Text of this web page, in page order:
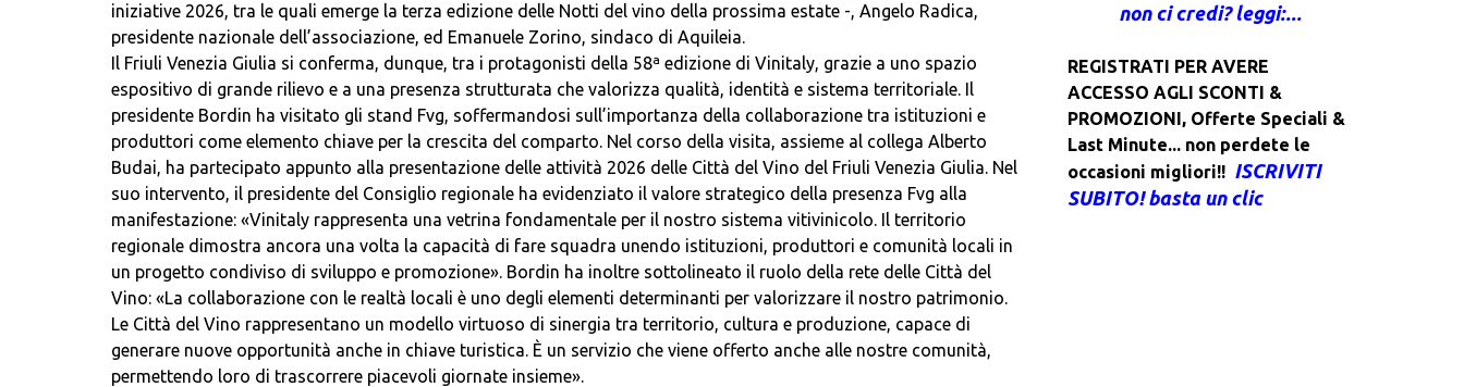
iniziative 2026, tra le quali emerge la terza edizione delle Notti del vino della prossima estate -, Angelo Radica,
presidente nazionale dell’associazione, ed Emanuele Zorino, sindaco di Aquileia.
Il Friuli Venezia Giulia si conferma, dunque, tra i protagonisti della 58ª edizione di Vinitaly, grazie a uno spazio
espositivo di grande rilievo e a una presenza strutturata che valorizza qualità, identità e sistema territoriale. Il
presidente Bordin ha visitato gli stand Fvg, soffermandosi sull’importanza della collaborazione tra istituzioni e
produttori come elemento chiave per la crescita del comparto. Nel corso della visita, assieme al collega Alberto
Budai, ha partecipato appunto alla presentazione delle attività 2026 delle Città del Vino del Friuli Venezia Giulia. Nel
suo intervento, il presidente del Consiglio regionale ha evidenziato il valore strategico della presenza Fvg alla
manifestazione: «Vinitaly rappresenta una vetrina fondamentale per il nostro sistema vitivinicolo. Il territorio
regionale dimostra ancora una volta la capacità di fare squadra unendo istituzioni, produttori e comunità locali in
un progetto condiviso di sviluppo e promozione». Bordin ha inoltre sottolineato il ruolo della rete delle Città del
Vino: «La collaborazione con le realtà locali è uno degli elementi determinanti per valorizzare il nostro patrimonio.
Le Città del Vino rappresentano un modello virtuoso di sinergia tra territorio, cultura e produzione, capace di
generare nuove opportunità anche in chiave turistica. È un servizio che viene offerto anche alle nostre comunità,
permettendo loro di trascorrere piacevoli giornate insieme».
non ci credi? leggi:...
REGISTRATI PER AVERE
ACCESSO AGLI SCONTI &
PROMOZIONI, Offerte Speciali &
Last Minute... non perdete le
occasioni migliori!! ISCRIVITI
SUBITO! basta un clic